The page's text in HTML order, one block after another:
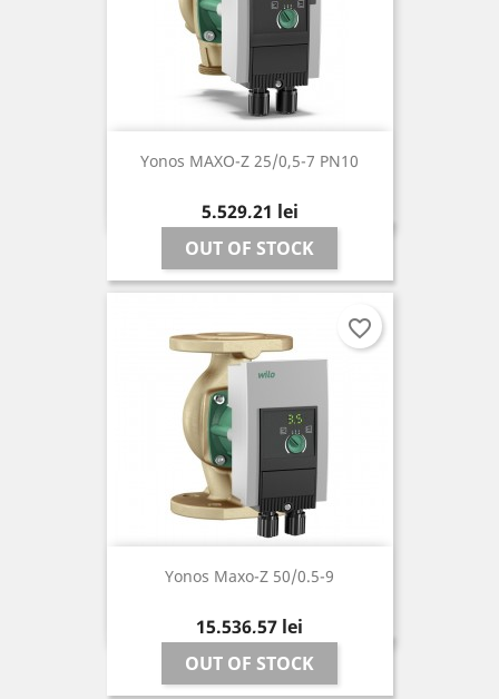
Yonos MAXO-Z 25/0,5-7 PN10
Pret
5.529,21 lei
OUT OF STOCK
Yonos Maxo-Z 50/0.5-9
Pret
15.536,57 lei
OUT OF STOCK
favorite_border